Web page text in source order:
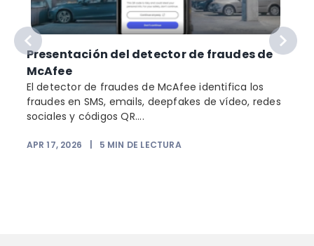
Presentación del detector de fraudes de
McAfee
El detector de fraudes de McAfee identifica los
fraudes en SMS, emails, deepfakes de vídeo, redes
sociales y códigos QR....
APR 17, 2026 5 MIN DE LECTURA